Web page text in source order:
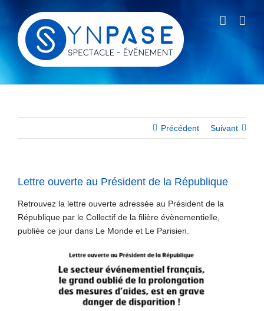
contenu
Précédent Suivant
Lettre ouverte au Président de la République
Retrouvez la lettre ouverte adressée au Président de la
République par le Collectif de la filière évènementielle,
publiée ce jour dans Le Monde et Le Parisien.